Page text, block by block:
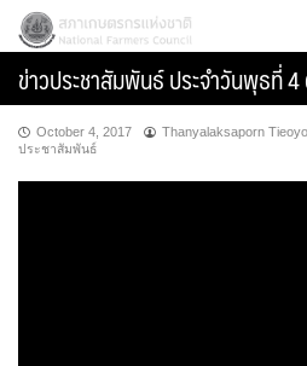
Skip
content
สภาเกษตรกรแห่งชาติ
ข่าวประชาสัมพันธ์ ประจำวันพุธที่
October 4, 2017 Thanyalaksaporn
ประชาสัมพันธ์